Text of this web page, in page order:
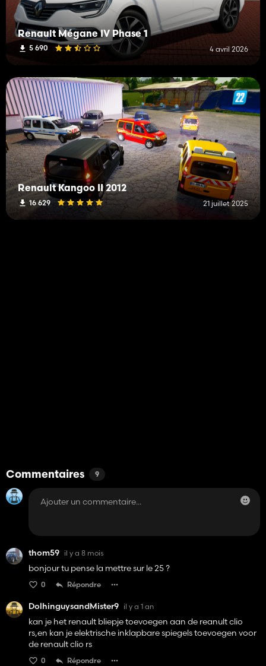
Renault Mégane IV Phase 1
5 690 4 avril 2026
Renault Kangoo II 2012
16 629 21 juillet 2025
Commentaires 9
thom59 il y a 8 mois
bonjour tu pense la mettre sur le 25 ?
0 Répondre
DolhinguysandMister9 il y a 1 an
kan je het renault bliepje toevoegen aan de reanult clio
rs,en kan je elektrische inklapbare spiegels toevoegen voor
de renault clio rs
0 Répondre